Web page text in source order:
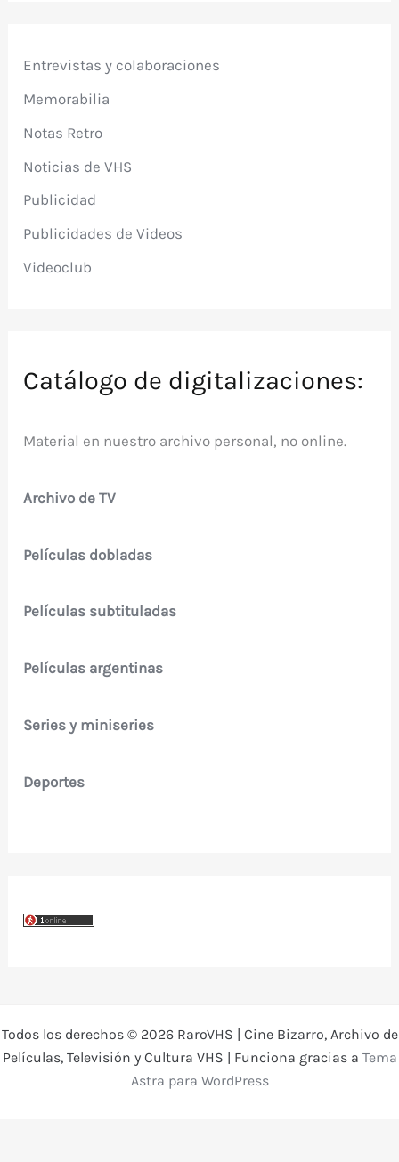
Entrevistas y colaboraciones
Memorabilia
Notas Retro
Noticias de VHS
Publicidad
Publicidades de Videos
Videoclub
Catálogo de digitalizaciones:
Material en nuestro archivo personal, no online.
Archivo de TV
Películas dobladas
Películas subtituladas
Películas argentinas
Series y miniseries
Deportes
Todos los derechos © 2026 RaroVHS | Cine Bizarro, Archivo de
Películas, Televisión y Cultura VHS | Funciona gracias a Tema
Astra para WordPress